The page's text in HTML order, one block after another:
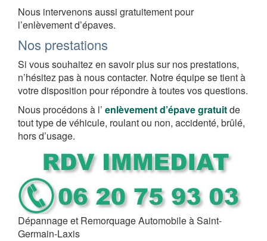
Nous intervenons aussi gratuitement pour
l’enlèvement d’épaves.
Nos prestations
Si vous souhaitez en savoir plus sur nos prestations,
n’hésitez pas à nous contacter. Notre équipe se tient à
votre disposition pour répondre à toutes vos questions.
Nous procédons à l’ enlèvement d’épave gratuitde
tout type de véhicule, roulant ou non, accidenté, brûlé,
hors d’usage.
Dépannage et Remorquage Automobile à Saint-
Germain-Laxis